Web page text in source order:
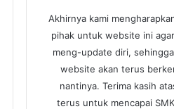
Akhirnya kami
pihak untuk website ini
meng-update diri,
website akan terus
nantinya. Terima kasih
terus untuk mencapai